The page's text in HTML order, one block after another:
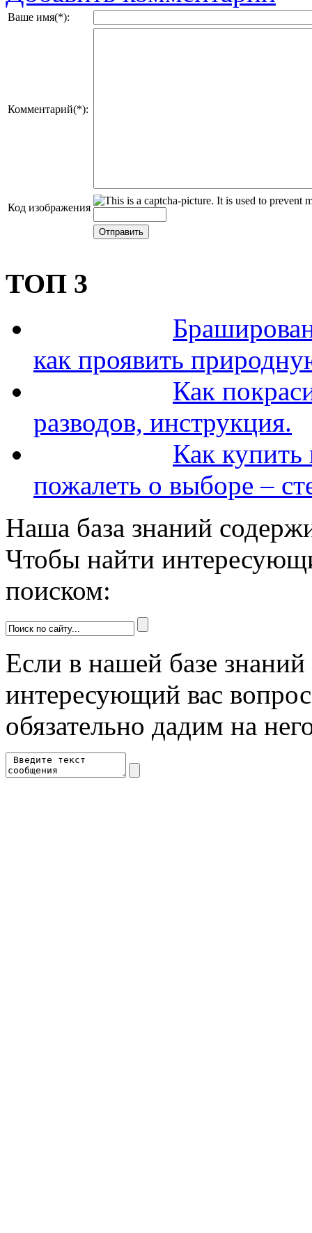
Ваше имя(*):
Комментарий(*):
Код изображения
ТОП 3
как проявить
Как
разводов, инструкция.
Как купить
пожалеть о выборе –
Наша база знаний
Чтобы найти
поиском:
Если в нашей базе знаний
интересующий вас
обязательно дадим на